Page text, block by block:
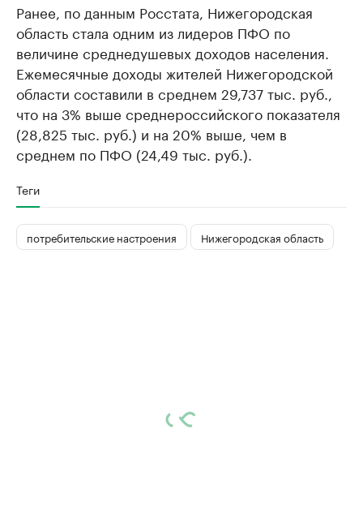
Ранее, по данным Росстата, Нижегородская
область стала одним из лидеров ПФО​ по
величине среднедушевых доходов населения.
Ежемесячные доходы жителей Нижегородской
области составили в среднем 29,737 тыс. руб.,
что на 3% выше среднероссийского показателя
(28,825 тыс. руб.) и на 20% выше, чем в
среднем по ПФО (24,49 тыс. руб.).
Теги
потребительские настроения Нижегородская область